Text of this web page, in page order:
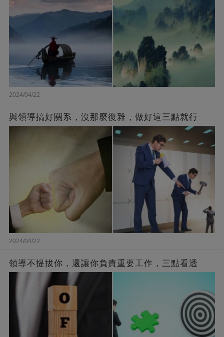
2024/04/22
與領導搞好關系，沒那麼復雜，做好這三點就行
2024/04/22
領導不提拔你，還讓你負責重要工作，三點看透